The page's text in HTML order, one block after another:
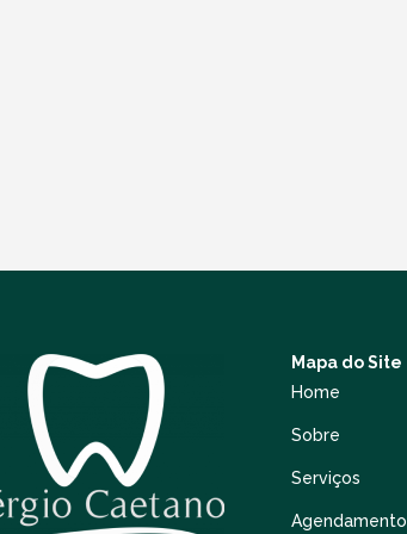
Mapa do Site
Home
Sobre
Serviços
Agendamento